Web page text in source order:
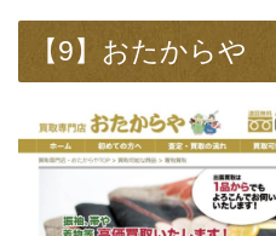
【9】おたからや